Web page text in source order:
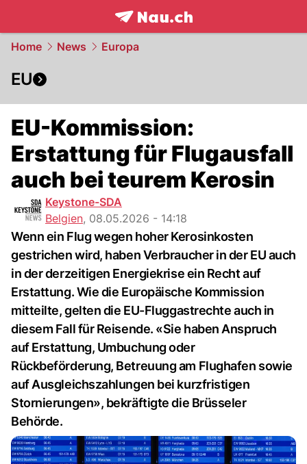
frontpage.NAU.ch
Home News Europa
EU
EU-Kommission:
Erstattung für Flugausfall
auch bei teurem Kerosin
Keystone-SDA
Belgien, 08.05.2026 - 14:18
Wenn ein Flug wegen hoher Kerosinkosten
gestrichen wird, haben Verbraucher in der EU auch
in der derzeitigen Energiekrise ein Recht auf
Erstattung. Wie die Europäische Kommission
mitteilte, gelten die EU-Fluggastrechte auch in
diesem Fall für Reisende. «Sie haben Anspruch
auf Erstattung, Umbuchung oder
Rückbeförderung, Betreuung am Flughafen sowie
auf Ausgleichszahlungen bei kurzfristigen
Stornierungen», bekräftigte die Brüsseler
Behörde.